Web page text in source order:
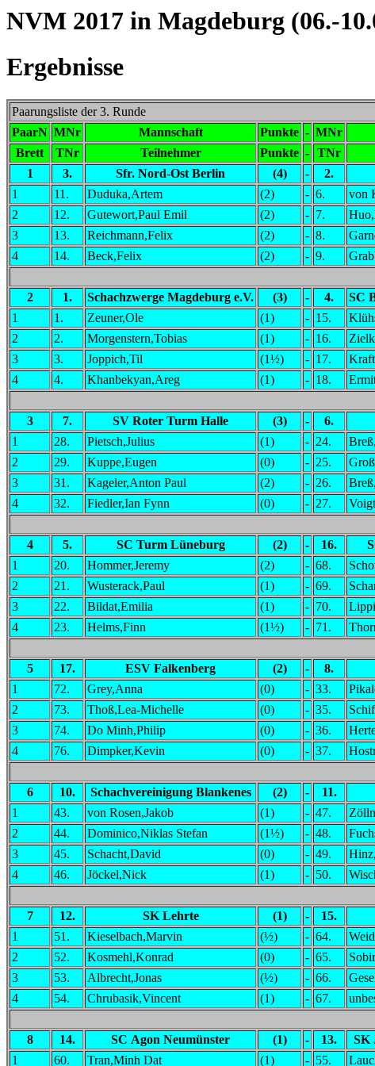
NVM 2017 in Magdeburg (06.-
Ergebnisse
Paarungsliste der 3. Runde
PaarN MNr Mannschaft Punkte - MNr
Brett
TNr Teilnehmer Punkte - TNr
1
3. Sfr. Nord-Ost Berlin (4) - 2.
1
11. Duduka,Artem (2) - 6. von
2
12. Gutewort,Paul Emil (2) - 7.
3
13. Reichmann,Felix (2) - 8.
4
14. Beck,Felix (2) - 9.
2 1. Schachzwerge Magdeburg e.V. (3) - 4. SC
1
1. Zeuner,Ole (1) - 15.
2
2. Morgenstern,Tobias (1) - 16.
3
3. Joppich,Til (1½) - 17.
4
4. Khanbekyan,Areg (1) - 18.
3 7. SV Roter Turm Halle (3) - 6.
1
28. Pietsch,Julius (1) - 24.
2
29. Kuppe,Eugen (0) - 25.
3
31. Kageler,Anton Paul (2) - 26.
4
32. Fiedler,Ian Fynn (0) - 27.
4 5. SC Turm Lüneburg (2) - 16.
1
20. Hommer,Jeremy (2) - 68.
2
21. Wusterack,Paul (1) - 69.
3
22. Bildat,Emilia (1) - 70.
4
23. Helms,Finn (1½) - 71.
5 17. ESV Falkenberg (2) - 8.
1
72. Grey,Anna (0) - 33.
2
73. Thoß,Lea-Michelle (0) - 35.
3
74. Do Minh,Philip (0) - 36.
4
76. Dimpker,Kevin (0) - 37.
6 10. Schachvereinigung Blankenes (2) - 11.
1
43. von Rosen,Jakob (1) - 47.
2
44. Dominico,Niklas Stefan (1½) - 48.
3
45. Schacht,David (0) - 49.
4
46. Jöckel,Nick (1) - 50.
7 12. SK Lehrte (1) - 15.
1
51. Kieselbach,Marvin (½) - 64.
2
52. Kosmehl,Konrad (0) - 65.
3
53. Albrecht,Jonas (½) - 66.
4
54. Chrubasik,Vincent (1) - 67.
8 14. SC Agon Neumünster (1) - 13. SK
1
60. Tran,Minh Dat (1) - 55.